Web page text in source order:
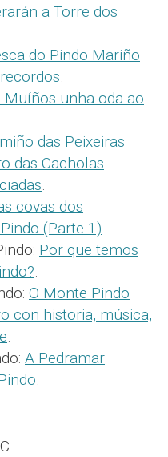
a Torre dos
do Pindo Mariño
.
unha oda ao
das Peixeiras
das Cacholas.
.
covas dos
(Parte 1).
Por que temos
.
O Monte Pindo
con historia, música,
.
A Pedramar
.